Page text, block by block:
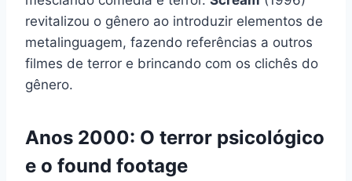
revitalizou o gênero ao introduzir elementos de
metalinguagem, fazendo referências a outros
filmes de terror e brincando com os clichês do
gênero.
Anos 2000: O terror psicológico
e o found footage